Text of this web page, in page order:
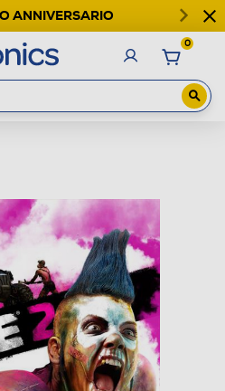
ANNIVERSARIO
0